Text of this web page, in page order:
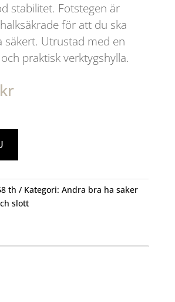
stabilitet. Fotstegen är
för att du ska
säkert. Utrustad med en
praktisk verktygshylla.
kr
th Kategori: Andra bra ha saker
slott